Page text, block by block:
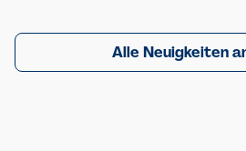
Alle Neuigkeiten